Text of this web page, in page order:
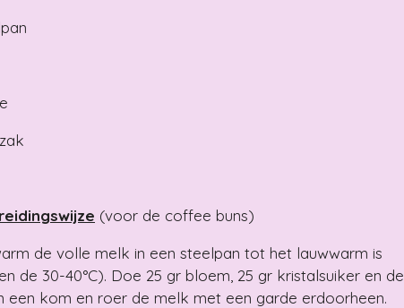
(voor de coffee buns)
de volle melk in een steelpan tot het lauwwarm is
de 30-40°C). Doe 25 gr bloem, 25 gr kristalsuiker en de
een kom en roer de melk met een garde erdoorheen.